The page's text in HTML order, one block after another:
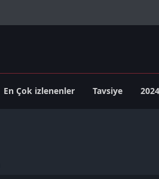
En Çok izlenenler Tavsiye 2024